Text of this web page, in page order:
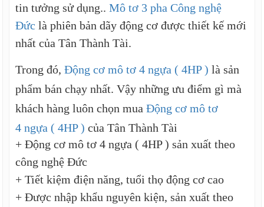
tin tưởng sử dụng..Mô tơ 3 pha Công nghệ
Đức là phiên bản dãy động cơ được thiết kế mới
nhất của Tân Thành Tài.
Trong đó,Động cơ mô tơ 4 ngựa ( 4HP ) là sản
phẩm bán chạy nhất. Vậy những ưu điểm gì mà
khách hàng luôn chọn muaĐộng cơ mô tơ
4 ngựa ( 4HP ) của Tân Thành Tài
+ Động cơ mô tơ 4 ngựa ( 4HP ) sản xuất theo
công nghệ Đức
+ Tiết kiệm điện năng, tuổi thọ động cơ cao
+ Được nhập khẩu nguyên kiện, sản xuất theo